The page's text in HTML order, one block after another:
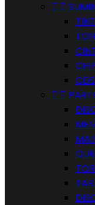
 
 